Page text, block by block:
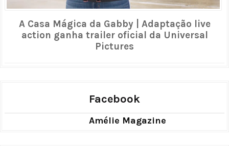
A Casa Mágica da Gabby | Adaptação live
action ganha trailer oficial da Universal
Pictures
Facebook
Amélie Magazine